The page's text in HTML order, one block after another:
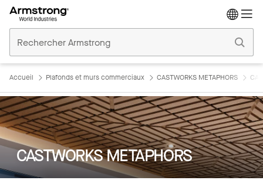
Plafonds
Commerciaux
Accueil Plafonds et murs commerciaux CASTWORKS METAPHORS
CASTWORKS METAPHORS